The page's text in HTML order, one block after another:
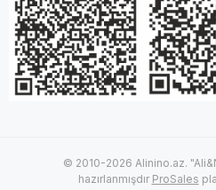
© 2010-2026 Alinino.az.
hazırlanmışdır ProSales